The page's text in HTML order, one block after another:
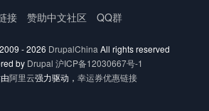
接 赞助中文社区 QQ群
- 2026 DrupalChina All rights reserved
by Drupal 沪ICP备12030667号-1
阿里云强力驱动， 幸运券优惠链接